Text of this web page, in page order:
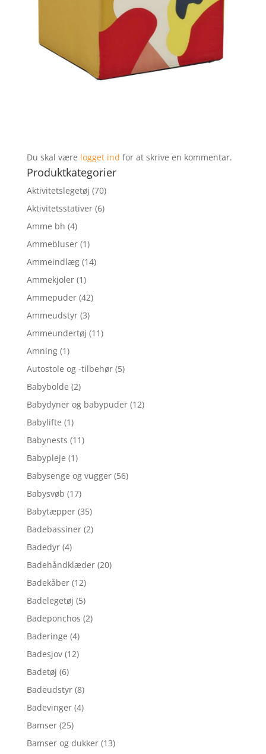
Du skal være logget ind for at skrive en kommentar.
Produktkategorier
Aktivitetslegetøj (70)
Aktivitetsstativer (6)
Amme bh (4)
Ammebluser (1)
Ammeindlæg (14)
Ammekjoler (1)
Ammepuder (42)
Ammeudstyr (3)
Ammeundertøj (11)
Amning (1)
Autostole og -tilbehør (5)
Babybolde (2)
Babydyner og babypuder (12)
Babylifte (1)
Babynests (11)
Babypleje (1)
Babysenge og vugger (56)
Babysvøb (17)
Babytæpper (35)
Badebassiner (2)
Badedyr (4)
Badehåndklæder (20)
Badekåber (12)
Badelegetøj (5)
Badeponchos (2)
Baderinge (4)
Badesjov (12)
Badetøj (6)
Badeudstyr (8)
Badevinger (4)
Bamser (25)
Bamser og dukker (13)